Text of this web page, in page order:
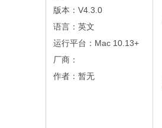
版本：V4.3.0
语言：英文
运行平台：Mac 10.13+
厂商：
作者：暂无